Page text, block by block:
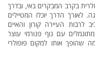
בקרב המבקרים באי, ובדרך
להגיע לפסגה. לאורך הדרך יוכלו המטיילים
לרבות העיירה קורון והאיים
עם נוף פנורמי עוצר
שהופך אותו למקום פופולרי